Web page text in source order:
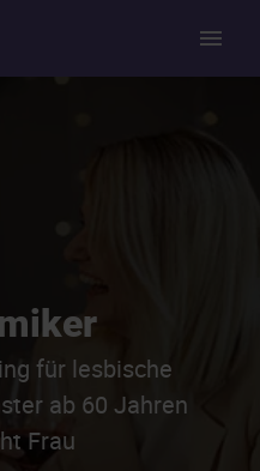
für lesbische
ab 60 Jahren
Frau